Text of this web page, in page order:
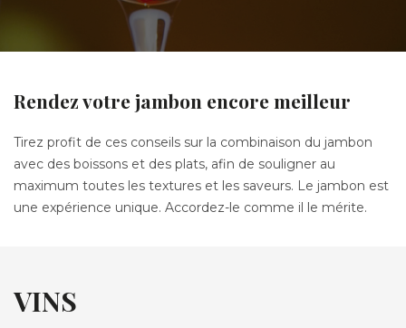
Rendez votre jambon encore meilleur
Tirez profit de ces conseils sur la combinaison du jambon
avec des boissons et des plats, afin de souligner au
maximum toutes les textures et les saveurs. Le jambon est
une expérience unique. Accordez-le comme il le mérite.
VINS